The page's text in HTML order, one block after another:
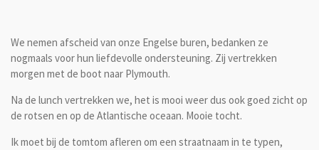
We nemen afscheid van onze Engelse buren, bedanken ze
nogmaals voor hun liefdevolle ondersteuning. Zij vertrekken
morgen met de boot naar Plymouth.
Na de lunch vertrekken we, het is mooi weer dus ook goed zicht op
de rotsen en op de Atlantische oceaan. Mooie tocht.
Ik moet bij de tomtom afleren om een straatnaam in te typen,